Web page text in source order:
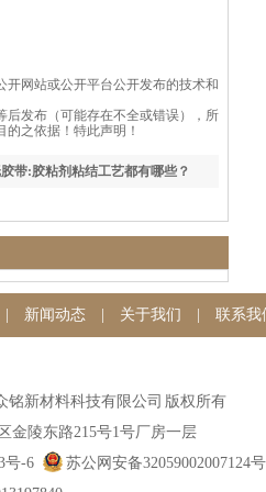
网站或公开平台公开发布的技术和
后发布（可能存在不全或错误），所
之依据！特此声明！
带:胶粘剂粘结工艺都有哪些？
新闻动态| 关于我们 联系我
铭新材料科技有限公司 版权所有
金陵东路215号1号厂房一层
号-6
苏公网安备32059002007124号